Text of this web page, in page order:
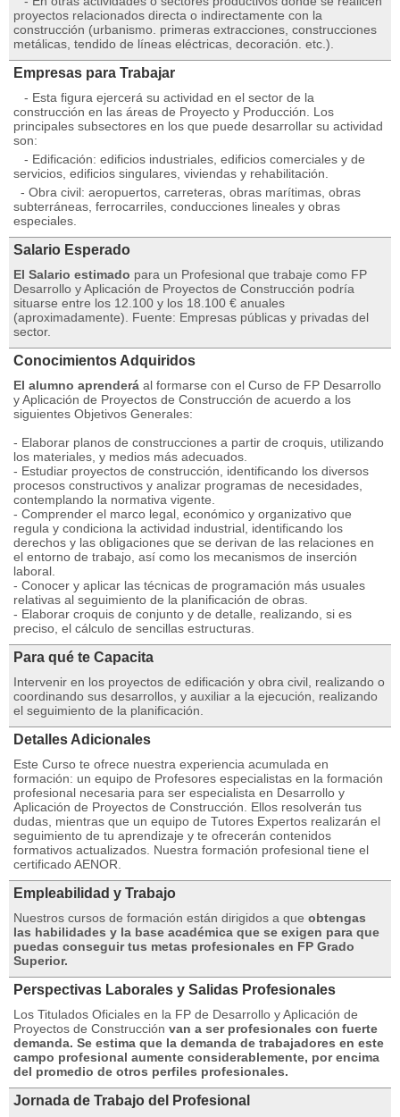
proyectos relacionados directa o indirectamente con la
construcción (urbanismo. primeras extracciones, construcciones
metálicas, tendido de líneas eléctricas, decoración. etc.).
Empresas para Trabajar
- Esta figura ejercerá su actividad en el sector de la
construcción en las áreas de Proyecto y Producción. Los
principales subsectores en los que puede desarrollar su actividad
son:
- Edificación: edificios industriales, edificios comerciales y de
servicios, edificios singulares, viviendas y rehabilitación.
- Obra civil: aeropuertos, carreteras, obras marítimas, obras
subterráneas, ferrocarriles, conducciones lineales y obras
especiales.
Salario Esperado
El Salario estimado para un Profesional que trabaje como FP
Desarrollo y Aplicación de Proyectos de Construcción podría
situarse entre los 12.100 y los 18.100 € anuales
(aproximadamente). Fuente: Empresas públicas y privadas del
sector.
Conocimientos Adquiridos
El alumno aprenderá al formarse con el Curso de FP Desarrollo
y Aplicación de Proyectos de Construcción de acuerdo a los
siguientes Objetivos Generales:
- Elaborar planos de construcciones a partir de croquis, utilizando
los materiales, y medios más adecuados.
- Estudiar proyectos de construcción, identificando los diversos
procesos constructivos y analizar programas de necesidades,
contemplando la normativa vigente.
- Comprender el marco legal, económico y organizativo que
regula y condiciona la actividad industrial, identificando los
derechos y las obligaciones que se derivan de las relaciones en
el entorno de trabajo, así como los mecanismos de inserción
laboral.
- Conocer y aplicar las técnicas de programación más usuales
relativas al seguimiento de la planificación de obras.
- Elaborar croquis de conjunto y de detalle, realizando, si es
preciso, el cálculo de sencillas estructuras.
Para qué te Capacita
Intervenir en los proyectos de edificación y obra civil, realizando o
coordinando sus desarrollos, y auxiliar a la ejecución, realizando
el seguimiento de la planificación.
Detalles Adicionales
Este Curso te ofrece nuestra experiencia acumulada en
formación: un equipo de Profesores especialistas en la formación
profesional necesaria para ser especialista en Desarrollo y
Aplicación de Proyectos de Construcción. Ellos resolverán tus
dudas, mientras que un equipo de Tutores Expertos realizarán el
seguimiento de tu aprendizaje y te ofrecerán contenidos
formativos actualizados. Nuestra formación profesional tiene el
certificado AENOR.
Empleabilidad y Trabajo
Nuestros cursos de formación están dirigidos a que obtengas
las habilidades y la base académica que se exigen para que
puedas conseguir tus metas profesionales en FP Grado
Superior.
Perspectivas Laborales y Salidas Profesionales
Los Titulados Oficiales en la FP de Desarrollo y Aplicación de
Proyectos de Construcción van a ser profesionales con fuerte
demanda. Se estima que la demanda de trabajadores en este
campo profesional aumente considerablemente, por encima
del promedio de otros perfiles profesionales.
Jornada de Trabajo del Profesional